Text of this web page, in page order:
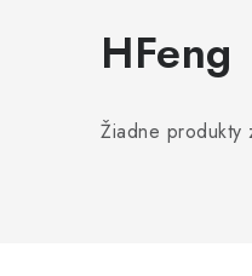
HFeng
Žiadne produkty